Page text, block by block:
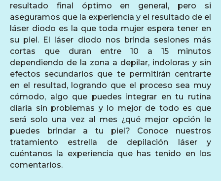
resultado final óptimo en general, pero si
aseguramos que la experiencia y el resultado de el
láser diodo es la que toda mujer espera tener en
su piel. El láser diodo nos brinda sesiones más
cortas que duran entre 10 a 15 minutos
dependiendo de la zona a depilar, indoloras y sin
efectos secundarios que te permitirán centrarte
en el resultad, logrando que el proceso sea muy
cómodo, algo que puedes integrar en tu rutina
diaria sin problemas y lo mejor de todo es que
será solo una vez al mes ¿qué mejor opción le
puedes brindar a tu piel? Conoce nuestros
tratamiento estrella de depilación láser y
cuéntanos la experiencia que has tenido en los
comentarios.